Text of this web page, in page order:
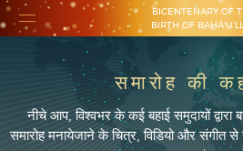
BICENTENARY OF
BIRTH OF
समारोह की
नीचे आप, विश्वभर के कई बहाई समुदायों द्वारा
समारोह मनायेजाने के चित्र, विडियो और